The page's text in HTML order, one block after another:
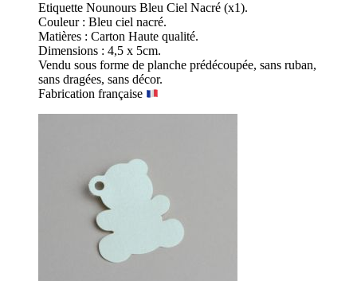
Etiquette Nounours Bleu Ciel Nacré (x1).
Couleur : Bleu ciel nacré.
Matières : Carton Haute qualité.
Dimensions : 4,5 x 5cm.
Vendu sous forme de planche prédécoupée, sans ruban,
sans dragées, sans décor.
Fabrication française